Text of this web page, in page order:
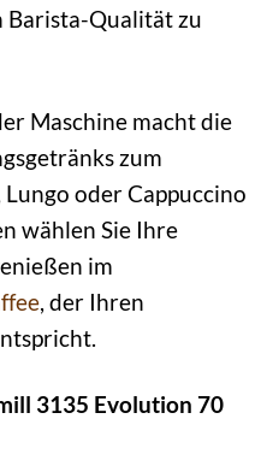
Barista-Qualität zu
Maschine macht die
zum
oder Cappuccino
wählen Sie Ihre
im
, der Ihren
3135 Evolution 70